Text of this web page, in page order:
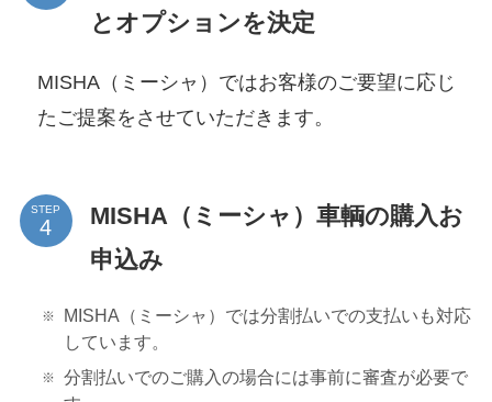
とオプションを決定
MISHA（ミーシャ）ではお客様のご要望に応じ
たご提案をさせていただきます。
STEP
MISHA（ミーシャ）車輌の購入お
申込み
MISHA（ミーシャ）では分割払いでの支払いも対応
しています。
分割払いでのご購入の場合には事前に審査が必要で